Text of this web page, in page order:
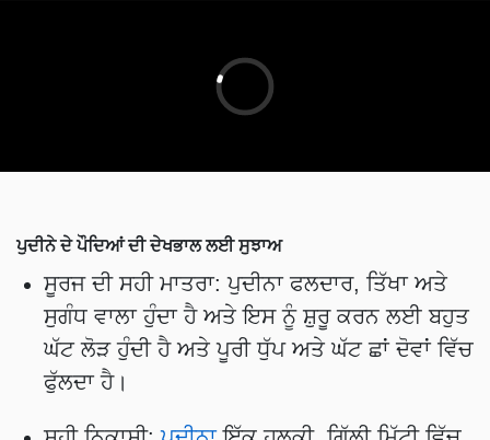
ਪੁਦੀਨੇ ਦੇ ਪੌਦਿਆਂ ਦੀ ਦੇਖਭਾਲ ਲਈ ਸੁਝਾਅ
ਸੂਰਜ ਦੀ ਸਹੀ ਮਾਤਰਾ: ਪੁਦੀਨਾ ਫਲਦਾਰ, ਤਿੱਖਾ ਅਤੇ
ਸੁਗੰਧ ਵਾਲਾ ਹੁੰਦਾ ਹੈ ਅਤੇ ਇਸ ਨੂੰ ਸ਼ੁਰੂ ਕਰਨ ਲਈ ਬਹੁਤ
ਘੱਟ ਲੋੜ ਹੁੰਦੀ ਹੈ ਅਤੇ ਪੂਰੀ ਧੁੱਪ ਅਤੇ ਘੱਟ ਛਾਂ ਦੋਵਾਂ ਵਿੱਚ
ਫੁੱਲਦਾ ਹੈ।